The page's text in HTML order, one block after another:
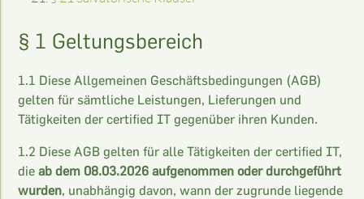
§ 1 Geltungsbereich
1.1 Diese Allgemeinen Geschäftsbedingungen (AGB)
gelten für sämtliche Leistungen, Lieferungen und
Tätigkeiten der certified IT gegenüber ihren Kunden.
1.2 Diese AGB gelten für alle Tätigkeiten der certified IT,
dieab dem 08.03.2026 aufgenommen oder durchgeführt
wurden, unabhängig davon, wann der zugrunde liegende